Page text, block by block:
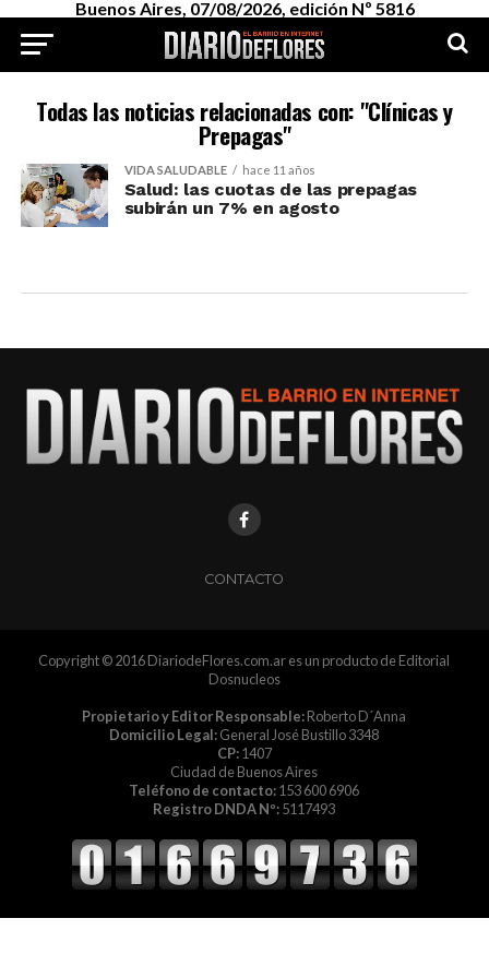
Buenos Aires, 07/08/2026, edición Nº 5816
Todas las noticias relacionadas con: "Clínicas y
Prepagas"
VIDA SALUDABLE hace 11 años
Salud: las cuotas de las prepagas
subirán un 7% en agosto
CONTACTO
Copyright © 2016 DiariodeFlores.com.ar es un producto de Editorial
Dosnucleos
Propietario y Editor Responsable:Roberto D´Anna
Domicilio Legal:General José Bustillo 3348
CP:1407
Ciudad de Buenos Aires
Teléfono de contacto:153 600 6906
Registro DNDA Nº:5117493